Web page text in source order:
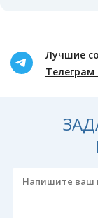
Лучшие
Телеграм